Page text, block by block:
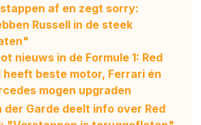
af en zegt sorry:
Russell in de steek
nieuws in de Formule 1: Red
heeft beste motor, Ferrari én
mogen upgraden
der Garde deelt info over Red